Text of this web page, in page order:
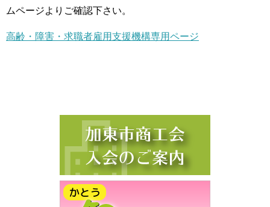
ムページよりご確認下さい。
高齢・障害・求職者雇用支援機構専用ページ